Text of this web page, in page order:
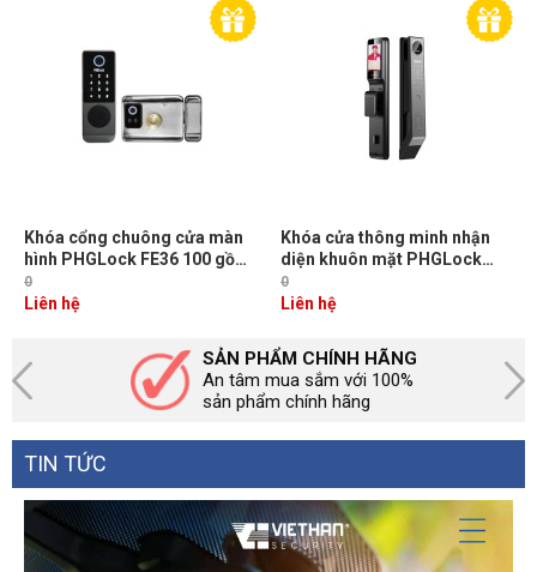
Khóa cổng chuông cửa màn
hình PHGLock FE36 100 gồm
vân tay, thẻ từ, mã số và chìa
khóa cơ
0
Liên hệ
Khóa cửa thông minh nhận
diện khuôn mặt PHGLock
FL8091 100 khuôn mặt, 100
vân tay, 50 thẻ, 100 mã số
0
Liên hệ
SẢN PHẨM CHÍNH HÃNG
An tâm mua sắm với 100%
sản phẩm chính hãng
TIN TỨC